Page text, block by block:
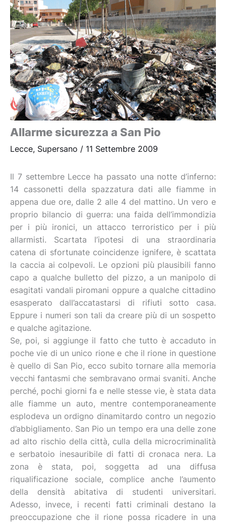
Allarme sicurezza a San Pio
Lecce, Supersano / 11 Settembre 2009
Il 7 settembre Lecce ha passato una notte d’inferno:
14 cassonetti della spazzatura dati alle fiamme in
appena due ore, dalle 2 alle 4 del mattino. Un vero e
proprio bilancio di guerra: una faida dell’immondizia
per i più ironici, un attacco terroristico per i più
allarmisti. Scartata l’ipotesi di una straordinaria
catena di sfortunate coincidenze ignifere, è scattata
la caccia ai colpevoli. Le opzioni più plausibili fanno
capo a qualche bulletto del pizzo, a un manipolo di
esagitati vandali piromani oppure a qualche cittadino
esasperato dall’accatastarsi di rifiuti sotto casa.
Eppure i numeri son tali da creare più di un sospetto
e qualche agitazione.
Se, poi, si aggiunge il fatto che tutto è accaduto in
poche vie di un unico rione e che il rione in questione
è quello di San Pio, ecco subito tornare alla memoria
vecchi fantasmi che sembravano ormai svaniti. Anche
perché, pochi giorni fa e nelle stesse vie, è stata data
alle fiamme un auto, mentre contemporaneamente
esplodeva un ordigno dinamitardo contro un negozio
d’abbigliamento. San Pio un tempo era una delle zone
ad alto rischio della città, culla della microcriminalità
e serbatoio inesauribile di fatti di cronaca nera. La
zona è stata, poi, soggetta ad una diffusa
riqualificazione sociale, complice anche l’aumento
della densità abitativa di studenti universitari.
Adesso, invece, i recenti fatti criminali destano la
preoccupazione che il rione possa ricadere in una